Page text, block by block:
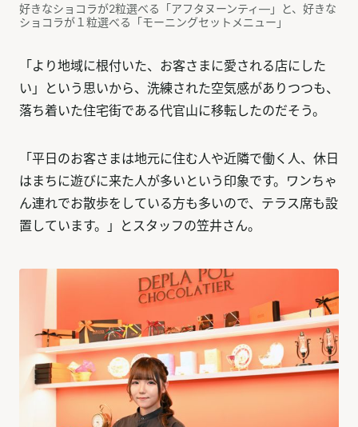
好きなショコラが2粒選べる「アフタヌーンティ―」と、好きな
ショコラが１粒選べる「モーニングセットメニュー」
「より地域に根付いた、お客さまに愛される店にした
い」という思いから、洗練された空気感がありつつも、
落ち着いた住宅街である代官山に移転したのだそう。
「平日のお客さまは地元に住む人や近隣で働く人、休日
はまちに遊びに来た人が多いという印象です。ワンちゃ
ん連れでお散歩をしている方も多いので、テラス席も設
置しています。」とスタッフの笠井さん。